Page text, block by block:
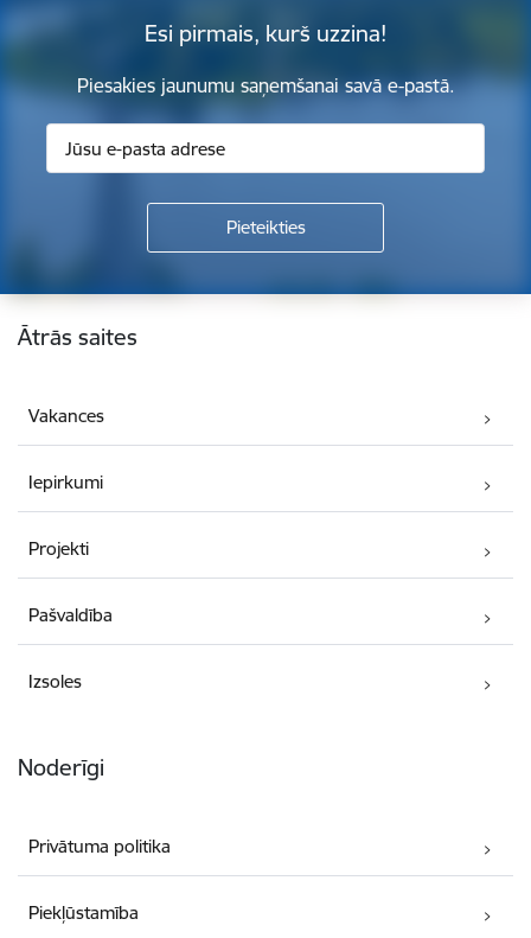
Esi pirmais, kurš uzzina!
Piesakies jaunumu saņemšanai savā e-pastā.
Kājene
Ātrās saites
Vakances
Iepirkumi
Projekti
Pašvaldība
Izsoles
Noderīgi
Privātuma politika
Piekļūstamība